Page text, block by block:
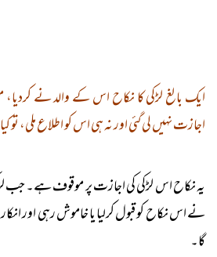
ایک بالغ لڑکی کا نکاح اس کے والد نے
اجازت نہیں لی گئی اور نہ ہی اس کو اطلاع ملی، تو
یہ نکاح اس لڑکی کی اجازت پر موقوف ہے۔ جب
نے اس نکاح کو قبول کرلیا یا خاموش رہی اور
گا۔